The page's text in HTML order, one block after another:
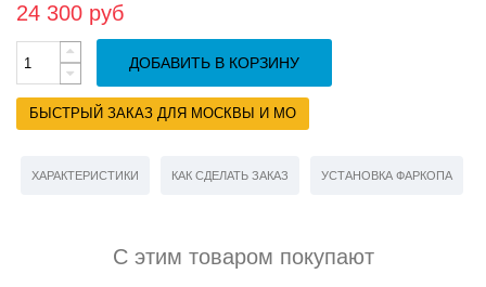
24 300 руб
ДОБАВИТЬ В КОРЗИНУ
БЫСТРЫЙ ЗАКАЗ ДЛЯ МОСКВЫ И МО
ХАРАКТЕРИСТИКИ КАК СДЕЛАТЬ ЗАКАЗ УСТАНОВКА ФАРКОПА
С этим товаром покупают